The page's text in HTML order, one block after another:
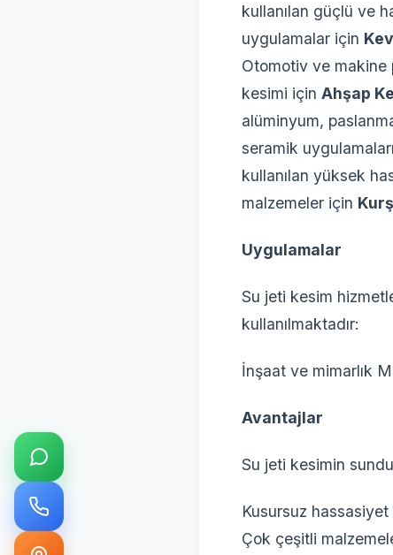
kullanılan güçlü ve
uygulamalar için
Otomotiv ve makine
kesimi için Ahşap
alüminyum,
seramik
kullanılan yüksek
malzemeler için
Uygulamalar
Su jeti kesim
kullanılmaktadır:
İnşaat ve mimarlık
Avantajlar
Su jeti kesimin
Kusursuz
Çok çeşitli